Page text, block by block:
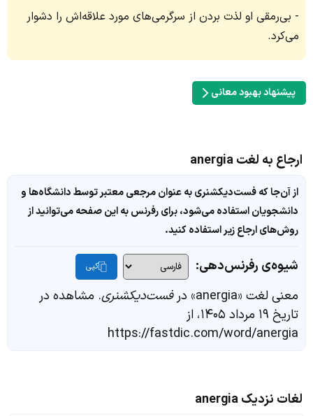
بی‌رمقی او لذت بردن از سرگرمی‌های مورد علاقه‌اش را دشوار
می‌کرد.
پیشنهاد بهبود معانی
ارجاع به لغت anergia
از آن‌جا که فست‌دیکشنری به عنوان مرجعی معتبر توسط دانشگاه‌ها و
دانشجویان استفاده می‌شود، برای رفرنس به این صفحه می‌توانید از
روش‌های ارجاع زیر استفاده کنید.
شیوه‌ی رفرنس‌دهی: کپی
معنی لغت «anergia» در فست‌دیکشنری. مشاهده در
تاریخ ۱۹ مرداد ۱۴۰۵، از
https://fastdic.com/word/anergia
لغات نزدیک anergia